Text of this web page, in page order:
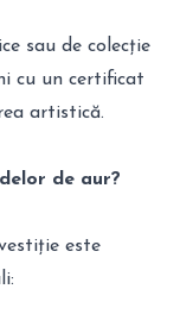
sau de colecție
cu un certificat
artistică.
de aur?
este